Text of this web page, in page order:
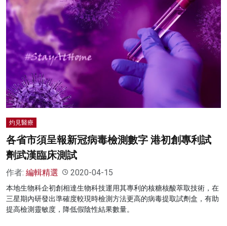
灼見醫療
各省市須呈報新冠病毒檢測數字 港初創專利試
劑武漢臨床測試
作者: 編輯精選 2020-04-15
本地生物科企初創相達生物科技運用其專利的核糖核酸萃取技術，在
三星期內研發出準確度較現時檢測方法更高的病毒提取試劑盒，有助
提高檢測靈敏度，降低假陰性結果數量。